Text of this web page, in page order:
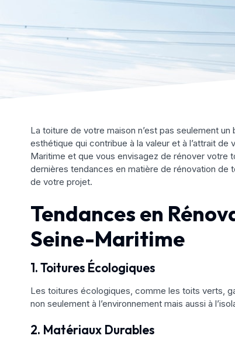
La toiture de votre maison n’est pas seulement
esthétique qui contribue à la valeur et à l’attrait
Maritime et que vous envisagez de rénover votre
dernières tendances en matière de rénovation de
de votre projet.
Tendances en
Seine-Maritime
1. Toitures Écologiques
Les toitures écologiques, comme les toits verts,
non seulement à l’environnement mais aussi à
2. Matériaux Durables